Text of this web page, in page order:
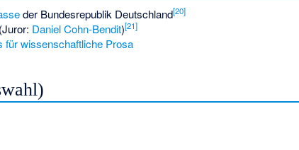
der Bundesrepublik Deutschland[20]
(Juror: Daniel Cohn-Bendit)[21]
für wissenschaftliche Prosa